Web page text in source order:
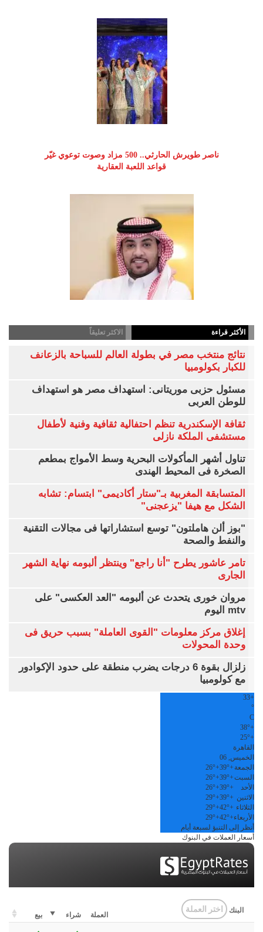
ناصر طويرش الحارثي.. 500 مزاد وصوت توعوي غيّر
قواعد اللعبة العقارية
الأكثر قراءة الاكثر تعليقاً
نتائج منتخب مصر في بطولة العالم للسباحة بالزعانف
للكبار بكولومبيا
مسئول حزبى موريتانى: استهداف مصر هو استهداف
للوطن العربى
ثقافة الإسكندرية تنظم احتفالية ثقافية وفنية لأطفال
مستشفى الملكة نازلى
تناول أشهر المأكولات البحرية وسط الأمواج بمطعم
الصخرة فى المحيط الهندى
المتسابقة المغربية بـ"ستار أكاديمى" ابتسام: تشابه
الشكل مع هيفا "يزعجنى"
"بوز ألن هاملتون" توسع استشاراتها فى مجالات التقنية
والنفط والصحة
تامر عاشور يطرح "أنا راجع" وينتظر ألبومه نهاية الشهر
الجارى
مروان خورى يتحدث عن ألبومه "العد العكسى" على
mtv اليوم
إغلاق مركز معلومات "القوى العاملة" بسبب حريق فى
وحدة المحولات
زلزال بقوة 6 درجات يضرب منطقة على حدود الإكوادور
مع كولومبيا
+
33
°
C
+
38°
+
25°
القاهرة
الخميس, 06
الجمعة +
39°
+
26°
السبت+
39°
+
26°
الأحد
+
39°
+
26°
الاثنين +
39°
+
29°
الثلاثاء +
42°
+
29°
الأربعاء+
42°
+
29°
أنظر إلى التنبؤ لسبعة أيام
أسعار العملات في البنوك